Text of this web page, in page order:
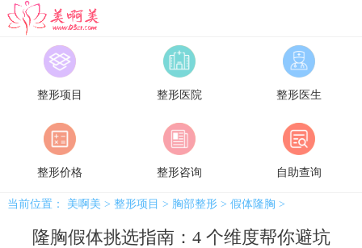
美啊美
整形项目 整形医院 整形医生
整形价格 整形咨询 自助查询
当前位置： 美啊美 > 整形项目 > 胸部整形> 假体隆胸 >
隆胸假体挑选指南：4 个维度帮你避坑